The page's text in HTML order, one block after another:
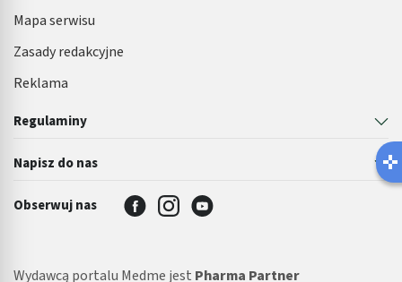
Regulaminy
Napisz do nas
Mapa serwisu
Zasady redakcyjne
Reklama
Obserwuj nas
Wydawcą portalu Medme jest Pharma Partner